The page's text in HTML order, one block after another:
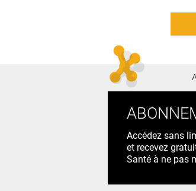
Accédez sans
et recevez
Santé à ne pas